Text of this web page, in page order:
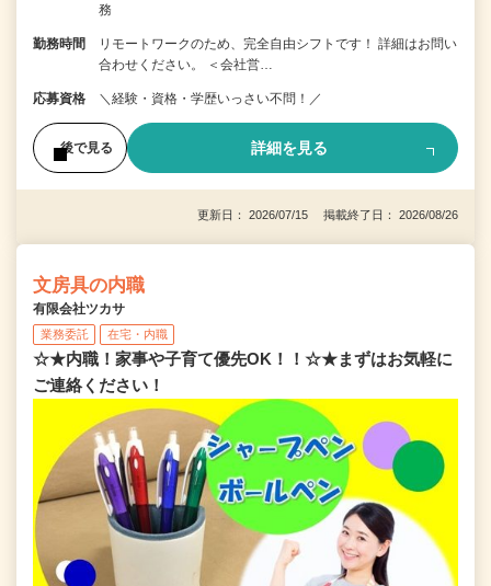
務
勤務時間
リモートワークのため、完全自由シフトです！ 詳細はお問い
合わせください。 ＜会社営…
応募資格 ＼経験・資格・学歴いっさい不問！／
後で見る 詳細を見る
更新日： 2026/07/15 掲載終了日： 2026/08/26
文房具の内職
有限会社ツカサ
業務委託 在宅・内職
☆★内職！家事や子育て優先OK！！☆★まずはお気軽に
ご連絡ください！